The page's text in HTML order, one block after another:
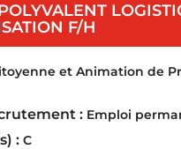
F/H
et Animation de
: Emploi
: C